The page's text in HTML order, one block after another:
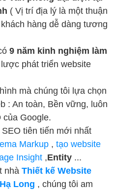
( Vị trí địa lý là một thuận
hàng dễ dàng tương
9 năm kinh nghiệm làm
phát triển website
mà chúng tôi lựa chọn
: An toàn, Bền vững, luôn
của Google.
tiên tiến mới nhất
Markup , tạo website
Insight ,Entity ...
nhà Thiết kế Website
Long , chúng tôi am